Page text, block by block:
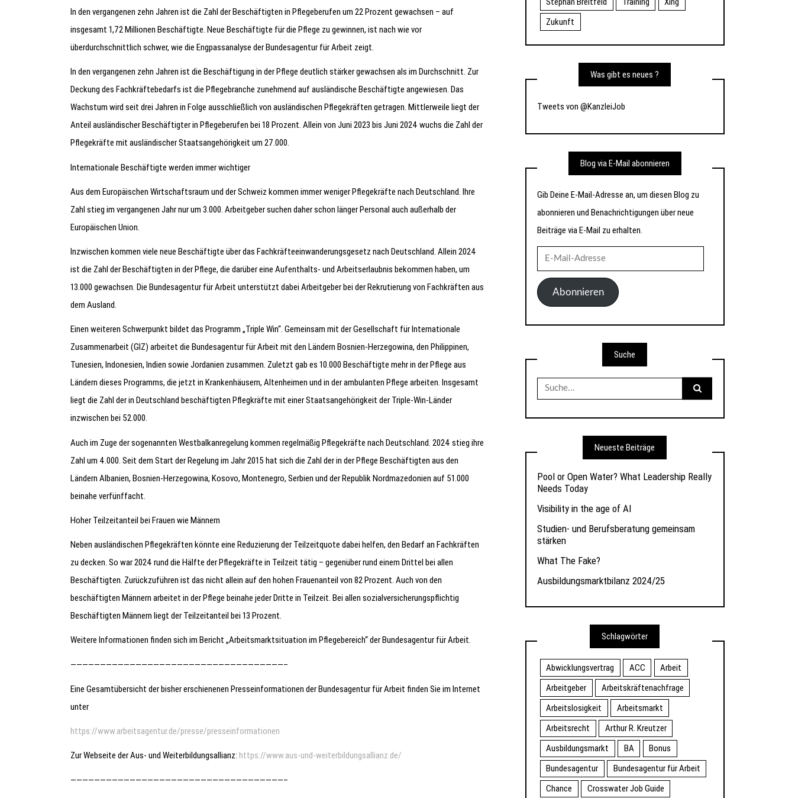
In den vergangenen zehn Jahren ist die Zahl der Beschäftigten in Pflegeberufen um 22 Prozent gewachsen – auf
insgesamt 1,72 Millionen Beschäftigte. Neue Beschäftigte für die Pflege zu gewinnen, ist nach wie vor
überdurchschnittlich schwer, wie die Engpassanalyse der Bundesagentur für Arbeit zeigt.
In den vergangenen zehn Jahren ist die Beschäftigung in der Pflege deutlich stärker gewachsen als im Durchschnitt. Zur
Deckung des Fachkräftebedarfs ist die Pflegebranche zunehmend auf ausländische Beschäftigte angewiesen. Das
Wachstum wird seit drei Jahren in Folge ausschließlich von ausländischen Pflegekräften getragen. Mittlerweile liegt der
Anteil ausländischer Beschäftigter in Pflegeberufen bei 18 Prozent. Allein von Juni 2023 bis Juni 2024 wuchs die Zahl der
Pflegekräfte mit ausländischer Staatsangehörigkeit um 27.000.
Internationale Beschäftigte werden immer wichtiger
Aus dem Europäischen Wirtschaftsraum und der Schweiz kommen immer weniger Pflegekräfte nach Deutschland. Ihre
Zahl stieg im vergangenen Jahr nur um 3.000. Arbeitgeber suchen daher schon länger Personal auch außerhalb der
Europäischen Union.
Inzwischen kommen viele neue Beschäftigte über das Fachkräfteeinwanderungsgesetz nach Deutschland. Allein 2024
ist die Zahl der Beschäftigten in der Pflege, die darüber eine Aufenthalts- und Arbeitserlaubnis bekommen haben, um
13.000 gewachsen. Die Bundesagentur für Arbeit unterstützt dabei Arbeitgeber bei der Rekrutierung von Fachkräften aus
dem Ausland.
Einen weiteren Schwerpunkt bildet das Programm „Triple Win“. Gemeinsam mit der Gesellschaft für Internationale
Zusammenarbeit (GIZ) arbeitet die Bundesagentur für Arbeit mit den Ländern Bosnien-Herzegowina, den Philippinen,
Tunesien, Indonesien, Indien sowie Jordanien zusammen. Zuletzt gab es 10.000 Beschäftigte mehr in der Pflege aus
Ländern dieses Programms, die jetzt in Krankenhäusern, Altenheimen und in der ambulanten Pflege arbeiten. Insgesamt
liegt die Zahl der in Deutschland beschäftigten Pflegkräfte mit einer Staatsangehörigkeit der Triple-Win-Länder
inzwischen bei 52.000.
Auch im Zuge der sogenannten Westbalkanregelung kommen regelmäßig Pflegekräfte nach Deutschland. 2024 stieg ihre
Zahl um 4.000. Seit dem Start der Regelung im Jahr 2015 hat sich die Zahl der in der Pflege Beschäftigten aus den
Ländern Albanien, Bosnien-Herzegowina, Kosovo, Montenegro, Serbien und der Republik Nordmazedonien auf 51.000
beinahe verfünffacht.
Hoher Teilzeitanteil bei Frauen wie Männern
Neben ausländischen Pflegekräften könnte eine Reduzierung der Teilzeitquote dabei helfen, den Bedarf an Fachkräften
zu decken. So war 2024 rund die Hälfte der Pflegekräfte in Teilzeit tätig – gegenüber rund einem Drittel bei allen
Beschäftigten. Zurückzuführen ist das nicht allein auf den hohen Frauenanteil von 82 Prozent. Auch von den
beschäftigten Männern arbeitet in der Pflege beinahe jeder Dritte in Teilzeit. Bei allen sozialversicherungspflichtig
Beschäftigten Männern liegt der Teilzeitanteil bei 13 Prozent.
Weitere Informationen finden sich im Bericht „Arbeitsmarktsituation im Pflegebereich“ der Bundesagentur für Arbeit.
————————————————————————————————————–
Eine Gesamtübersicht der bisher erschienenen Presseinformationen der Bundesagentur für Arbeit finden Sie im Internet
unter
https://www.arbeitsagentur.de/presse/presseinformationen
Zur Webseite der Aus- und Weiterbildungsallianz: https://www.aus-und-weiterbildungsallianz.de/
————————————————————————————————————–
Zukunft
Was gibt es neues ?
Tweets von @KanzleiJob
Blog via E-Mail abonnieren
Gib Deine E-Mail-Adresse an, um diesen Blog zu
abonnieren und Benachrichtigungen über neue
Beiträge via E-Mail zu erhalten.
Mail-
AdresseAbonnieren
Suche
Suche
nach:
Neueste Beiträge
Pool or Open Water? What Leadership Really
Needs Today
Visibility in the age of AI
Studien- und Berufsberatung gemeinsam
stärken
What The Fake?
Ausbildungsmarktbilanz 2024/25
Schlagwörter
Abwicklungsvertrag ACC
Arbeit
Arbeitgeber
Arbeitskräftenachfrage
Arbeitslosigkeit
Arbeitsmarkt
Arbeitsrecht
Arthur R. Kreutzer
Ausbildungsmarkt
BA
Bonus
Bundesagentur
Bundesagentur für Arbeit
Chance
Crosswater Job Guide